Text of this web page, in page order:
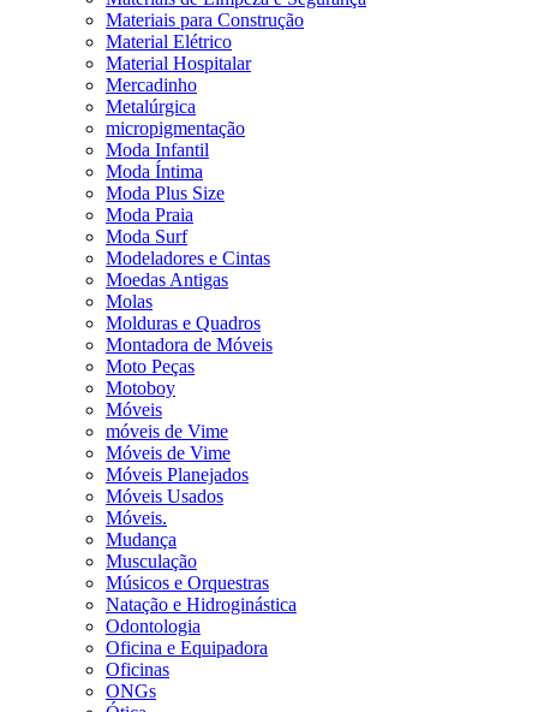
Materiais para Construção
Material Elétrico
Material Hospitalar
Mercadinho
Metalúrgica
micropigmentação
Moda Infantil
Moda Íntima
Moda Plus Size
Moda Praia
Moda Surf
Modeladores e Cintas
Moedas Antigas
Molas
Molduras e Quadros
Montadora de Móveis
Moto Peças
Motoboy
Móveis
móveis de Vime
Móveis de Vime
Móveis Planejados
Móveis Usados
Móveis.
Mudança
Musculação
Músicos e Orquestras
Natação e Hidroginástica
Odontologia
Oficina e Equipadora
Oficinas
ONGs